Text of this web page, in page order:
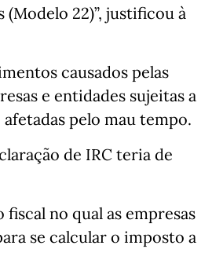
22)”, justificou à
causados pelas
e entidades sujeitas a
pelo mau tempo.
de IRC teria de
no qual as empresas
se calcular o imposto a